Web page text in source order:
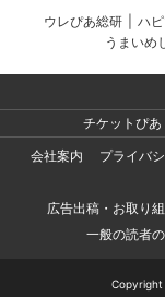
ウレぴあ総研 ハ
うまいめ
チケットぴあ
会社案内
プライバ
広告出稿・お取り
一般の読者
Copyright